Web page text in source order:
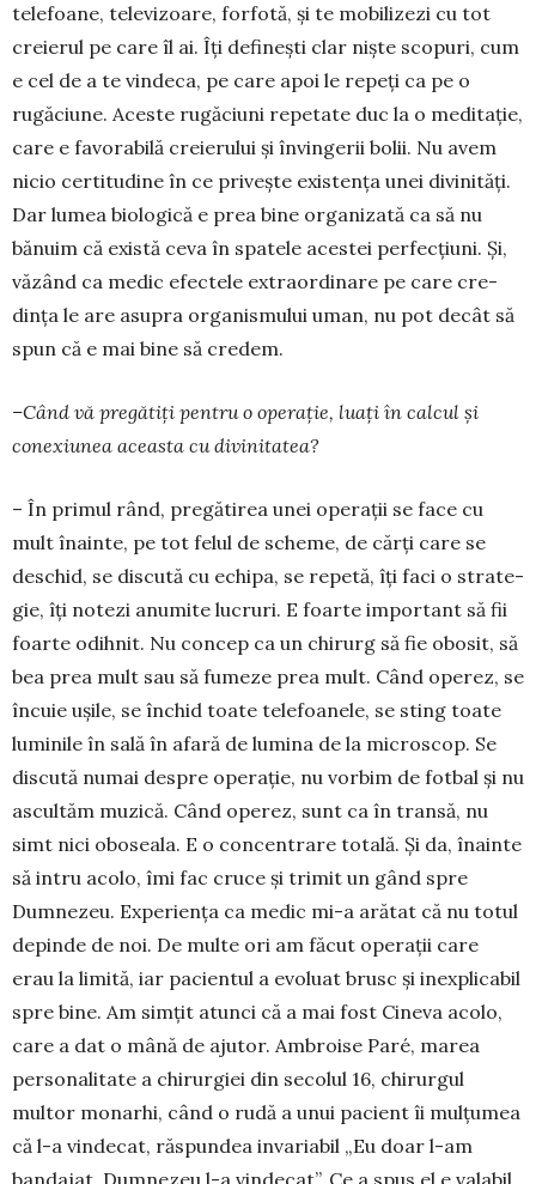
telefoane, televizoare, forfotă, și te mobilizezi cu tot
creierul pe care îl ai. Îți definești clar niște scopuri, cum
e cel de a te vindeca, pe care apoi le repeți ca pe o
rugăciune. Aceste rugăciuni repetate duc la o meditație,
care e favorabilă creierului și în­vingerii bolii. Nu avem
nicio certitudine în ce pri­vește existența unei divinități.
Dar lumea biologică e prea bine organizată ca să nu
bănuim că există ceva în spatele acestei perfecțiuni. Și,
văzând ca medic efectele ex­traor­dinare pe care cre­
dința le are asupra orga­nismului uman, nu pot decât să
spun că e mai bine să credem.
–­Când vă pregătiți pentru o operație, luați în calcul și
conexiunea aceasta cu divinitatea?
– În primul rând, pregătirea unei operații se face cu
mult înainte, pe tot felul de scheme, de cărți care se
deschid, se discută cu echipa, se re­petă, îți faci o stra­te­
gie, îți notezi anumite lucruri. E foarte im­portant să fii
foarte odihnit. Nu concep ca un chirurg să fie obosit, să
bea prea mult sau să fumeze prea mult. Când operez, se
încuie ușile, se închid toate telefoanele, se sting toate
luminile în sală în afară de lumina de la microscop. Se
discută numai despre operație, nu vorbim de fotbal și nu
ascultăm muzică. Când operez, sunt ca în transă, nu
simt nici obo­seala. E o concentrare totală. Și da, înainte
să intru acolo, îmi fac cruce și trimit un gând spre
Dum­nezeu. Experiența ca medic mi-a arătat că nu totul
depinde de noi. De multe ori am făcut operații care
erau la limită, iar pacientul a evoluat brusc și inexplicabil
spre bine. Am simțit atunci că a mai fost Cineva acolo,
care a dat o mână de ajutor. Ambroise Paré, marea
personalitate a chi­rurgiei din secolul 16, chirurgul
multor monarhi, când o rudă a unui pacient îi mulțumea
că l-a vin­decat, răspundea invariabil „Eu doar l-am
bandajat, Dum­nezeu l-a vindecat”. Ce a spus el e valabil